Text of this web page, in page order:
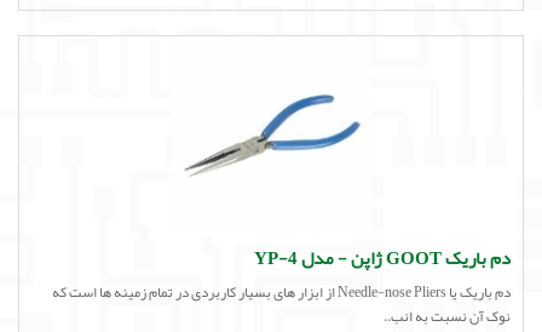
دم باریک GOOT ژاپن - مدل YP-4
دم باریک یا Needle-nose Pliers از ابزار های بسیار کاربردی در تمام زمینه ها است که
نوک آن نسبت به انب..